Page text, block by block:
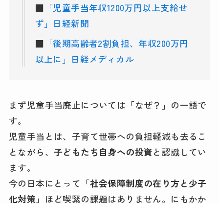
■ 「児童手当年収1200万円以上支給せ
ず」日経新聞
■ 「後期高齢者2割負担、年収200万円
以上に」日経メディカル
まず児童手当廃止については「なぜ？」の一語で
す。
児童手当とは、子育て世帯への負担軽減も去るこ
とながら、 子どもたち自身への投資と認識してい
ます。
今の日本にとって 「社会保障制度の在り方と少子
化対策」 ほど喫緊の課題はありません。にもかか